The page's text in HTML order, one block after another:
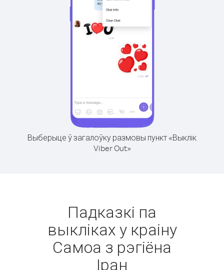
Выберыце ў загалоўку размовы пункт «Выклік
Viber Out»
Падказкі па
выкліках у краіну
Самоа з рэгіёна
Іран